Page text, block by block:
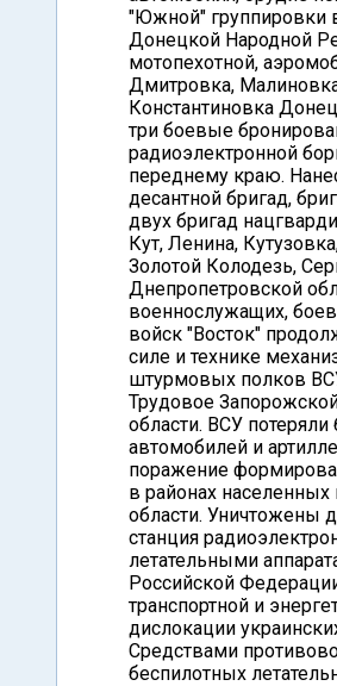
"Южной" группировки
Донецкой Народной
мотопехотной,
Дмитровка,
Константиновка
три боевые
радиоэлектронной
переднему краю.
десантной бригад,
двух бригад
Кут, Ленина,
Золотой Колодезь,
Днепропетровской
военнослужащих,
войск "Восток"
силе и технике
штурмовых полков
Трудовое
области. ВСУ
автомобилей и
поражение
в районах
области. Уничтожены
станция
летательными
Российской
транспортной и
дислокации
Средствами
беспилотных